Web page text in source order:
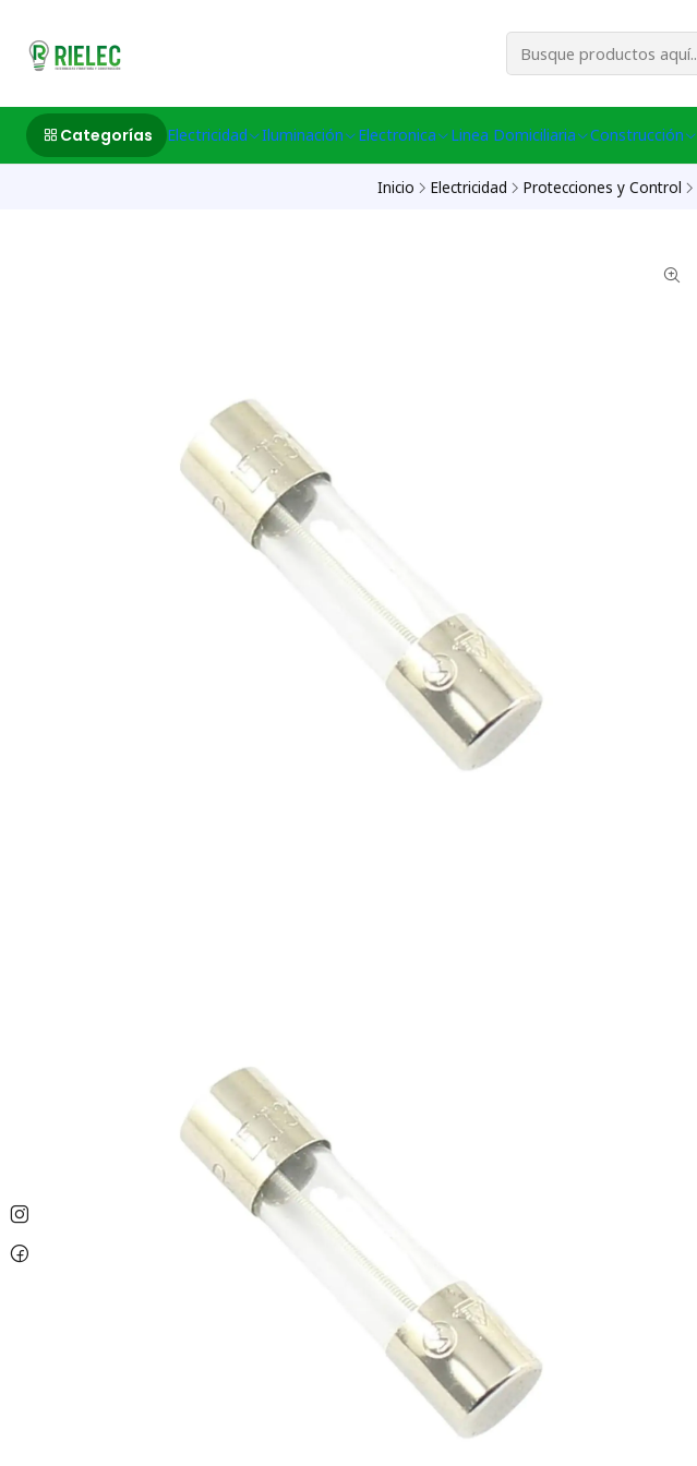
Categorías Electricidad Iluminación Electronica Linea Domiciliaria Construcción
Inicio Electricidad Protecciones y Control